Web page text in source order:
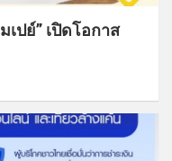
เปย์” เปิดโอกาส